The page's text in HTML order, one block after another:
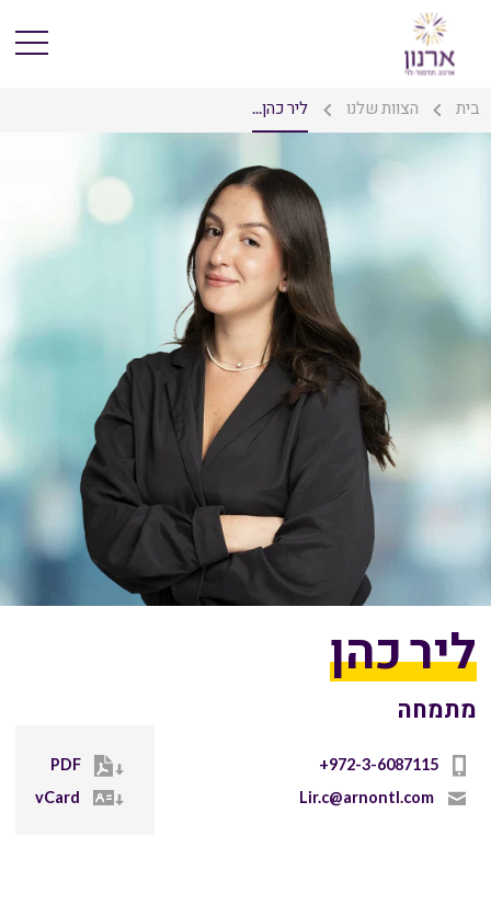
בית הצוות שלנו ליר כהן...
ליר כהן
מתמחה
‎+972-3-6087115
Lir.c@arnontl.com
PDF
vCard